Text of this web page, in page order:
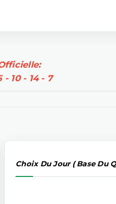
- 10 - 14 - 7
Choix Du Jour ( Base Du